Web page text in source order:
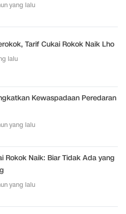
yang lalu
Tarif Cukai Rokok Naik Lho
lalu
Kewaspadaan Peredaran
yang lalu
Rokok Naik: Biar Tidak Ada yang
yang lalu